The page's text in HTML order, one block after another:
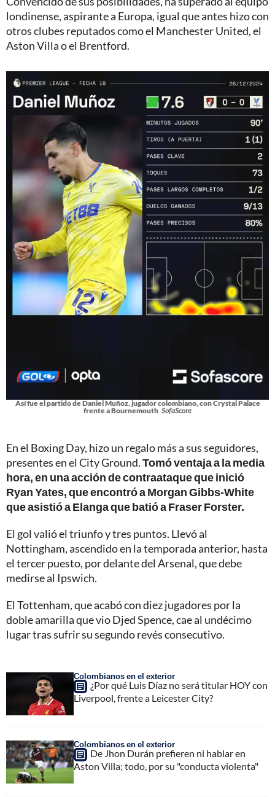
londinense, aspirante a Europa, igual que antes hizo con
otros clubes reputados como el Manchester United, el
Aston Villa o el Brentford.
Así fue el partido de Daniel Muñoz, jugador colombiano, con Crystal Palace
frente a Bournemouth SofaScore
En el Boxing Day, hizo un regalo más a sus seguidores,
presentes en el City Ground.Tomó ventaja a la media
hora, en una acción de contraataque que inició
Ryan Yates, que encontró a Morgan Gibbs-White
que asistió a Elanga que batió a Fraser Forster.
El gol valió el triunfo y tres puntos. Llevó al
Nottingham, ascendido en la temporada anterior, hasta
el tercer puesto, por delante del Arsenal, que debe
medirse al Ipswich.
El Tottenham, que acabó con diez jugadores por la
doble amarilla que vio Djed Spence, cae al undécimo
lugar tras sufrir su segundo revés consecutivo.
Colombianos en el exterior
¿Por qué Luis Díaz no será titular HOY con
Liverpool, frente a Leicester City?
Colombianos en el exterior
De Jhon Durán prefieren ni hablar en
Aston Villa; todo, por su "conducta violenta"